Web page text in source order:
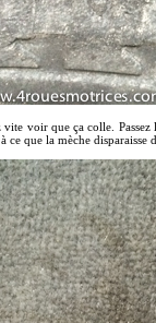
voir que ça colle.
ce que la mèche disparaisse